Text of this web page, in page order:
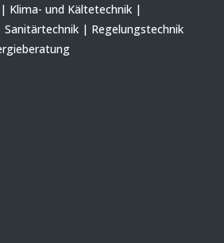
Klima- und Kältetechnik |
| Regelungstechnik